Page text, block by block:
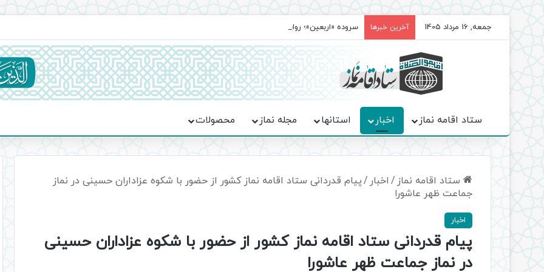
جمعه, 16 مرداد 1405 آخرین خبرها سروده‌ «اربعین»؛ روایت حماسه، استقامت و تمدن‌سازی امت اسلامی
ستاد اقامه نماز اخبار استانها مجله نماز محصولات
ستاد اقامه نماز / اخبار /پیام قدردانی ستاد اقامه نماز کشور از حضور با شکوه عزاداران حسینی در نماز
جماعت ظهر عاشورا
اخبار
پیام قدردانی ستاد اقامه نماز کشور از حضور با شکوه عزاداران حسینی
در نماز جماعت ظهر عاشورا